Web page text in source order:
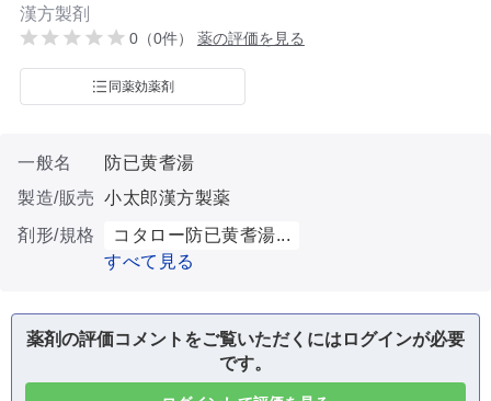
漢方製剤
0（0件） 薬の評価を見る
同薬効薬剤
一般名
防已黄耆湯
製造/販売 小太郎漢方製薬
剤形/規格
コタロー防已黄耆湯...
すべて見る
薬剤の評価コメントをご覧いただくにはログインが必要
です。